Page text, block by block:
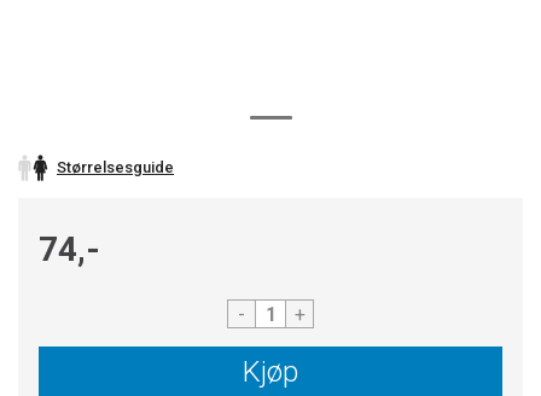
Størrelsesguide
74,-
- +
Kjøp